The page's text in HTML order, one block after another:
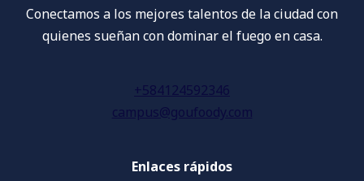
Conectamos a los mejores talentos de la ciudad con
quienes sueñan con dominar el fuego en casa.
+584124592346
campus@goufoody.com
Enlaces rápidos